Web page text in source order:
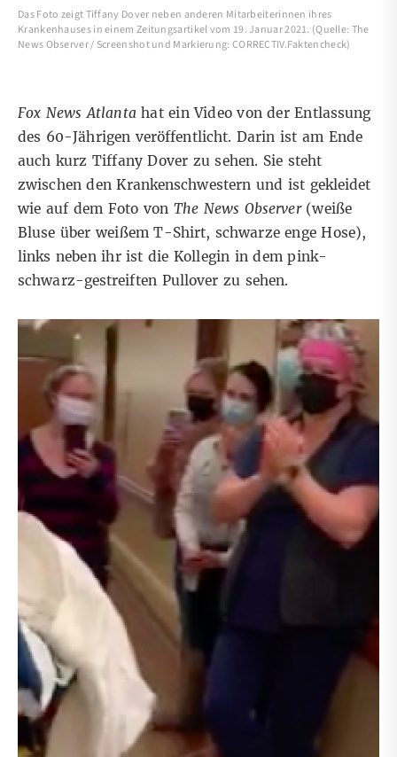
Das Foto zeigt Tiffany Dover neben anderen Mitarbeiterinnen ihres
Krankenhauses in einem Zeitungsartikel vom 19. Januar 2021. (Quelle: The
News Observer / Screenshot und Markierung: CORRECTIV.Faktencheck)
Fox News Atlanta hat ein Videovon der Entlassung
des 60-Jährigen veröffentlicht. Darin ist am Ende
auch kurz Tiffany Dover zu sehen. Sie steht
zwischen den Krankenschwestern und ist gekleidet
wie auf dem Foto von The News Observer(weiße
Bluse über weißem T-Shirt, schwarze enge Hose),
links neben ihr ist die Kollegin in dem pink-
schwarz-gestreiften Pullover zu sehen.